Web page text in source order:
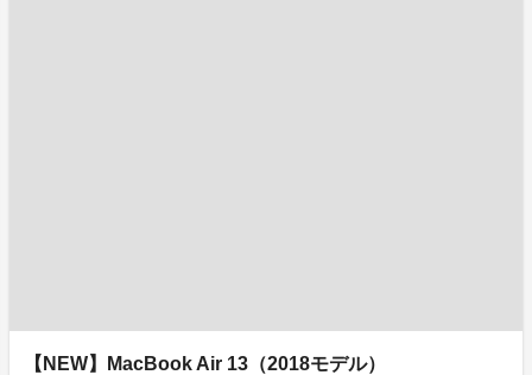
【NEW】MacBook Air 13（2018モデル）